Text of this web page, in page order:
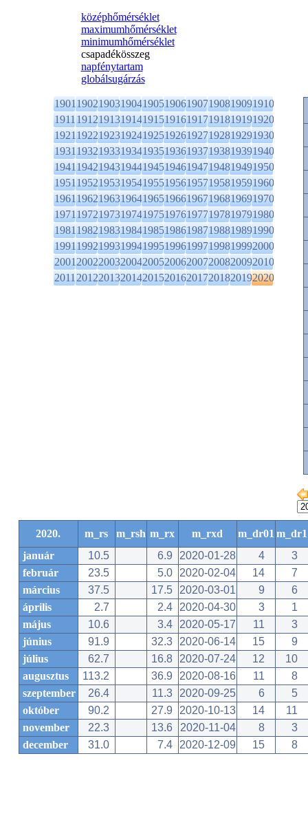
középhőmérséklet
maximumhőmérséklet
minimumhőmérséklet
csapadékösszeg
napfénytartam
globálsugárzás
1901190219031904190519061907190819091910
1911191219131914191519161917191819191920
1921192219231924192519261927192819291930
1931193219331934193519361937193819391940
1941194219431944194519461947194819491950
1951195219531954195519561957195819591960
1961196219631964196519661967196819691970
1971197219731974197519761977197819791980
1981198219831984198519861987198819891990
1991199219931994199519961997199819992000
2001200220032004200520062007200820092010
2011201220132014201520162017201820192020
2020. m_rs m_rsh m_rx m_rxd m_dr01 m_dr1
január
10.5 6.9 2020-01-28 4
3
február
23.5 5.0 2020-02-04 14
7
március
37.5 17.5 2020-03-01 9
6
április
2.7 2.4 2020-04-30 3
1
május
10.6 3.4 2020-05-17 11
3
június
91.9 32.3 2020-06-14 15
9
július
62.7 16.8 2020-07-24 12
10
augusztus
113.2 36.9 2020-08-16 11
8
szeptember
26.4 11.3 2020-09-25 6
5
október
90.2 27.9 2020-10-13 14
11
november
22.3 13.6 2020-11-04 8
3
december
31.0 7.4 2020-12-09 15 8